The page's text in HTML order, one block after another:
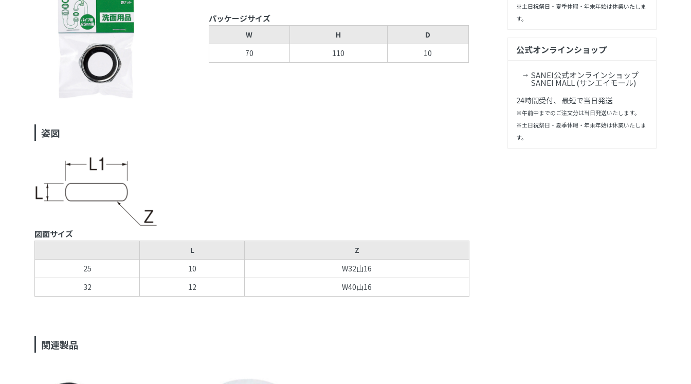
パッケージサイズ
W H
D
70
110 10
姿図
図面サイズ
L
Z
25
10
W32山16
32
12 W40山16
関連製品
※土日祝祭日・夏季休暇・年末年始は休業いたしま
す。
公式オンラインショップ
SANEI公式オンラインショップ
SANEI MALL (サンエイモール)
24時間受付、 最短で当日発送
※午前中までのご注文分は当日発送いたします。
※土日祝祭日・夏季休暇・年末年始は休業いたしま
す。